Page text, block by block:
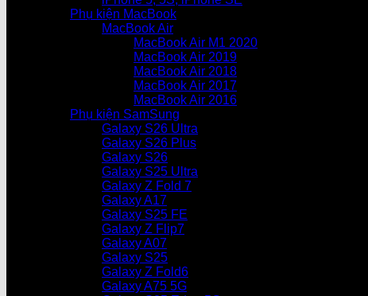
Phụ kiện MacBook
MacBook Air
MacBook Air M1 2020
MacBook Air 2019
MacBook Air 2018
MacBook Air 2017
MacBook Air 2016
Phụ kiện SamSung
Galaxy S26 Ultra
Galaxy S26 Plus
Galaxy S26
Galaxy S25 Ultra
Galaxy Z Fold 7
Galaxy A17
Galaxy S25 FE
Galaxy Z Flip7
Galaxy A07
Galaxy S25
Galaxy Z Fold6
Galaxy A75 5G